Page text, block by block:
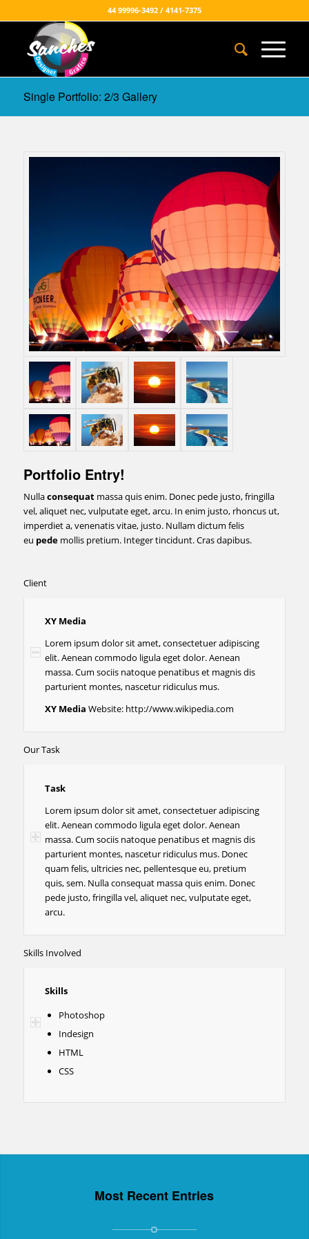
44 99996-3492 / 4141-7375
Single Portfolio: 2/3 Gallery
Portfolio Entry!
Nullaconsequatmassa quis enim. Donec pede justo, fringilla
vel, aliquet nec, vulputate eget, arcu. In enim justo, rhoncus ut,
imperdiet a, venenatis vitae, justo. Nullam dictum felis
eu pedemollis pretium. Integer tincidunt. Cras dapibus.
Client
XY Media
Lorem ipsum dolor sit amet, consectetuer adipiscing
elit. Aenean commodo ligula eget dolor. Aenean
massa. Cum sociis natoque penatibus et magnis dis
parturient montes, nascetur ridiculus mus.
XY Media Website: http://www.wikipedia.com
Our Task
Task
Lorem ipsum dolor sit amet, consectetuer adipiscing
elit. Aenean commodo ligula eget dolor. Aenean
massa. Cum sociis natoque penatibus et magnis dis
parturient montes, nascetur ridiculus mus. Donec
quam felis, ultricies nec, pellentesque eu, pretium
quis, sem. Nulla consequat massa quis enim. Donec
pede justo, fringilla vel, aliquet nec, vulputate eget,
arcu.
Skills Involved
Skills
Photoshop
Indesign
HTML
CSS
Most Recent Entries